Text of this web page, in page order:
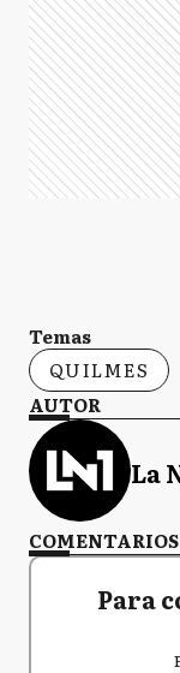
Temas
QUILMES
AUTOR
La
COMENTARIOS
Para